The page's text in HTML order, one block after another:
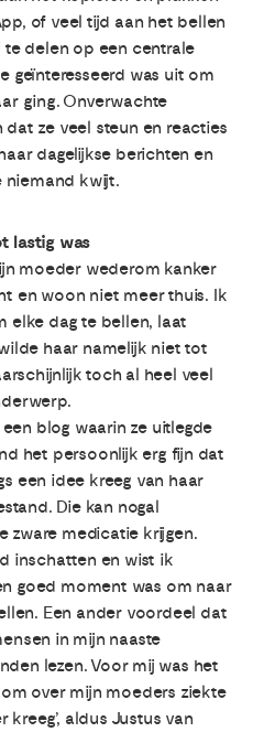
of veel tijd aan het bellen
delen op een centrale
geïnteresseerd was uit om
ging. Onverwachte
ze veel steun en reacties
dagelijkse berichten en
niemand kwijt.
lastig was
moeder wederom kanker
en woon niet meer thuis. Ik
elke dag te bellen, laat
haar namelijk niet tot
toch al heel veel
blog waarin ze uitlegde
het persoonlijk erg fijn dat
een idee kreeg van haar
Die kan nogal
zware medicatie krijgen.
inschatten en wist ik
goed moment was om naar
Een ander voordeel dat
in mijn naaste
lezen. Voor mij was het
over mijn moeders ziekte
aldus Justus van